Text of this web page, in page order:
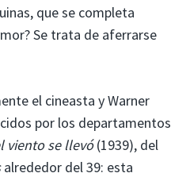
que se completa
Se trata de aferrarse
el cineasta y Warner
por los departamentos
viento se llevó(1939), del
alrededor del 39: esta